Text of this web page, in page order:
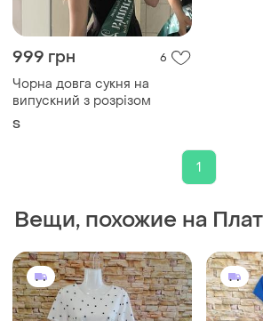
999 грн 6
Чорна довга сукня на
випускний з розрізом
S
1
Вещи, похожие на